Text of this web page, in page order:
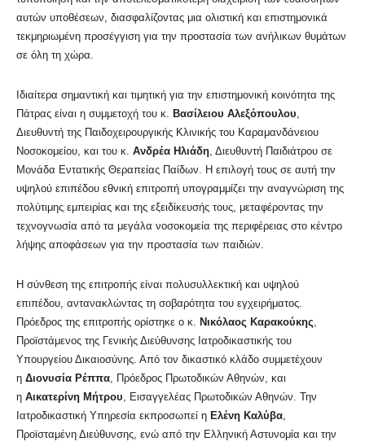
αυτών υποθέσεων, διασφαλίζοντας μια ολιστική και επιστημονικά
τεκμηριωμένη προσέγγιση για την προστασία των ανήλικων θυμάτων
σε όλη τη χώρα.
Ιδιαίτερα σημαντική και τιμητική για την επιστημονική κοινότητα της
Πάτρας είναι η συμμετοχή του κ. Βασίλειου Αλεξόπουλου,
Διευθυντή της Παιδοχειρουργικής Κλινικής του Καραμανδάνειου
Νοσοκομείου, και του κ. Ανδρέα Ηλιάδη, Διευθυντή Παιδιάτρου σε
Μονάδα Εντατικής Θεραπείας Παίδων. Η επιλογή τους σε αυτή την
υψηλού επιπέδου εθνική επιτροπή υπογραμμίζει την αναγνώριση της
πολύτιμης εμπειρίας και της εξειδίκευσής τους, μεταφέροντας την
τεχνογνωσία από τα μεγάλα νοσοκομεία της περιφέρειας στο κέντρο
λήψης αποφάσεων για την προστασία των παιδιών.
Η σύνθεση της επιτροπής είναι πολυσυλλεκτική και υψηλού
επιπέδου, αντανακλώντας τη σοβαρότητα του εγχειρήματος.
Πρόεδρος της επιτροπής ορίστηκε ο κ. Νικόλαος Καρακούκης,
Προϊστάμενος της Γενικής Διεύθυνσης Ιατροδικαστικής του
Υπουργείου Δικαιοσύνης. Από τον δικαστικό κλάδο συμμετέχουν
η Διονυσία Ρέππα, Πρόεδρος Πρωτοδικών Αθηνών, και
η Αικατερίνη Μήτρου, Εισαγγελέας Πρωτοδικών Αθηνών. Την
Ιατροδικαστική Υπηρεσία εκπροσωπεί η Ελένη Καλύβα,
Προϊσταμένη Διεύθυνσης, ενώ από την Ελληνική Αστυνομία και την